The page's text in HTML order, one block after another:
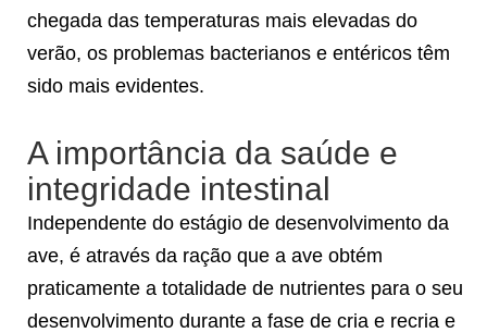
chegada das temperaturas mais elevadas do
verão, os problemas bacterianos e entéricos têm
sido mais evidentes.
A importância da saúde e
integridade intestinal
Independente do estágio de desenvolvimento da
ave, é através da ração que a ave obtém
praticamente a totalidade de nutrientes para o seu
desenvolvimento durante a fase de cria e recria e